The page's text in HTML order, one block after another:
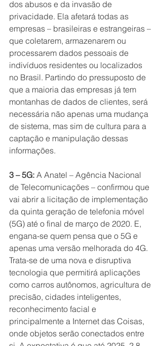
dos abusos e da invasão de
privacidade. Ela afetará todas as
empresas – brasileiras e estrangeiras –
que coletarem, armazenarem ou
processarem dados pessoais de
indivíduos residentes ou localizados
no Brasil. Partindo do pressuposto de
que a maioria das empresas já tem
montanhas de dados de clientes, será
necessária não apenas uma mudança
de sistema, mas sim de cultura para a
captação e manipulação dessas
informações.
3 – 5G: A Anatel – Agência Nacional
de Telecomunicações – confirmou que
vai abrir a licitação de implementação
da quinta geração de telefonia móvel
(5G) até o final de março de 2020. E,
engana-se quem pensa que o 5G e
apenas uma versão melhorada do 4G.
Trata-se de uma nova e disruptiva
tecnologia que permitirá aplicações
como carros autônomos, agricultura de
precisão, cidades inteligentes,
reconhecimento facial e
principalmente a Internet das Coisas,
onde objetos serão conectados entre